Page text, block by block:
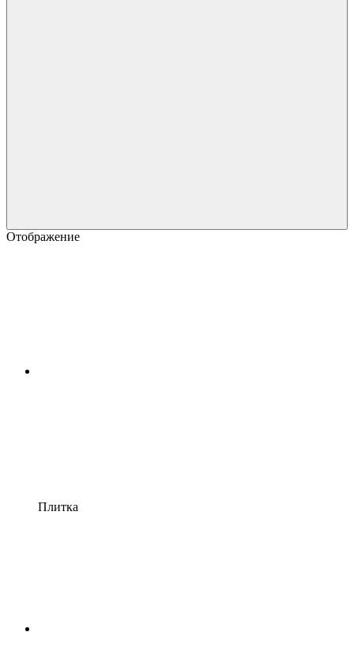
Отображение
Плитка